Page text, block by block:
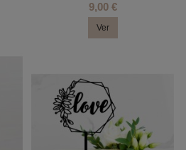
9,00 €
Ver